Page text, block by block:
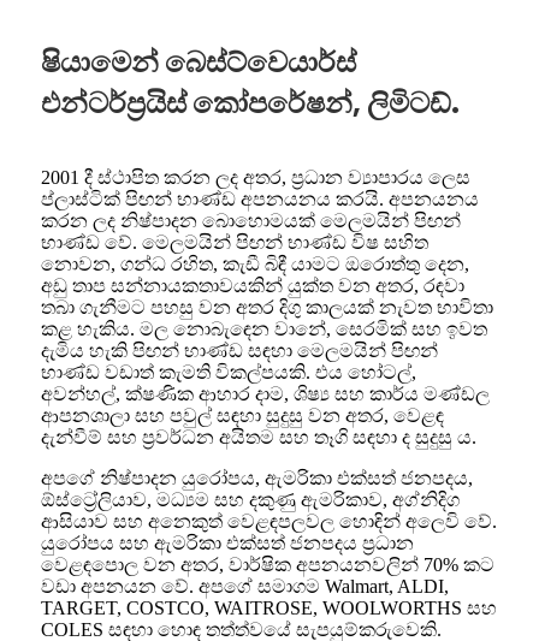
ෂියාමෙන් බෙස්ට්වෙයාර්ස්
එන්ටර්ප්‍රයිස් කෝපරේෂන්, ලිමිටඩ්.
2001 දී ස්ථාපිත කරන ලද අතර, ප්‍රධාන ව්‍යාපාරය ලෙස
ප්ලාස්ටික් පිඟන් භාණ්ඩ අපනයනය කරයි. අපනයනය
කරන ලද නිෂ්පාදන බොහොමයක් මෙලමයින් පිඟන්
භාණ්ඩ වේ. මෙලමයින් පිඟන් භාණ්ඩ විෂ සහිත
නොවන, ගන්ධ රහිත, කැඩී බිඳී යාමට ඔරොත්තු දෙන,
අඩු තාප සන්නායකතාවයකින් යුක්ත වන අතර, රඳවා
තබා ගැනීමට පහසු වන අතර දිගු කාලයක් නැවත භාවිතා
කළ හැකිය. මල නොබැඳෙන වානේ, සෙරමික් සහ ඉවත
දැමිය හැකි පිඟන් භාණ්ඩ සඳහා මෙලමයින් පිඟන්
භාණ්ඩ වඩාත් කැමති විකල්පයකි. එය හෝටල්,
අවන්හල්, ක්ෂණික ආහාර දාම, ශිෂ්‍ය සහ කාර්ය මණ්ඩල
ආපනශාලා සහ පවුල් සඳහා සුදුසු වන අතර, වෙළඳ
දැන්වීම් සහ ප්‍රවර්ධන අයිතම සහ තෑගි සඳහා ද සුදුසු ය.
අපගේ නිෂ්පාදන යුරෝපය, ඇමරිකා එක්සත් ජනපදය,
ඕස්ට්‍රේලියාව, මධ්‍යම සහ දකුණු ඇමරිකාව, අග්නිදිග
ආසියාව සහ අනෙකුත් වෙළඳපලවල හොඳින් අලෙවි වේ.
යුරෝපය සහ ඇමරිකා එක්සත් ජනපදය ප්‍රධාන
වෙළඳපොල වන අතර, වාර්ෂික අපනයනවලින් 70% කට
වඩා අපනයන වේ. අපගේ සමාගම Walmart, ALDI,
TARGET, COSTCO, WAITROSE, WOOLWORTHS සහ
COLES සඳහා හොඳ තත්ත්වයේ සැපයුම්කරුවෙකි.